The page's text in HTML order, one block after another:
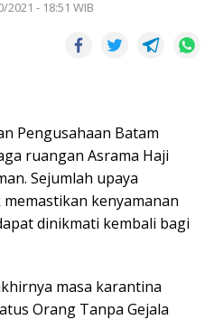
2021 - 18:51 WIB
Pengusahaan Batam
ruangan Asrama Haji
Sejumlah upaya
kenyamanan
dinikmati kembali bagi
masa karantina
Orang Tanpa Gejala